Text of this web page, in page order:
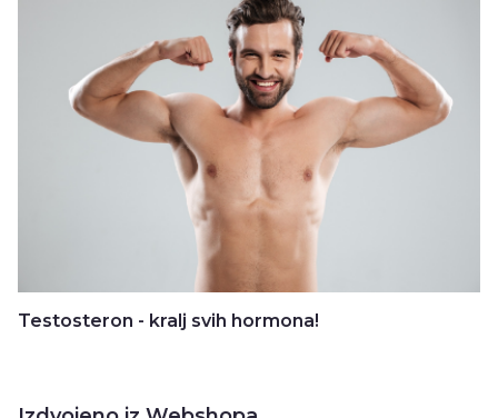
Testosteron - kralj svih hormona!